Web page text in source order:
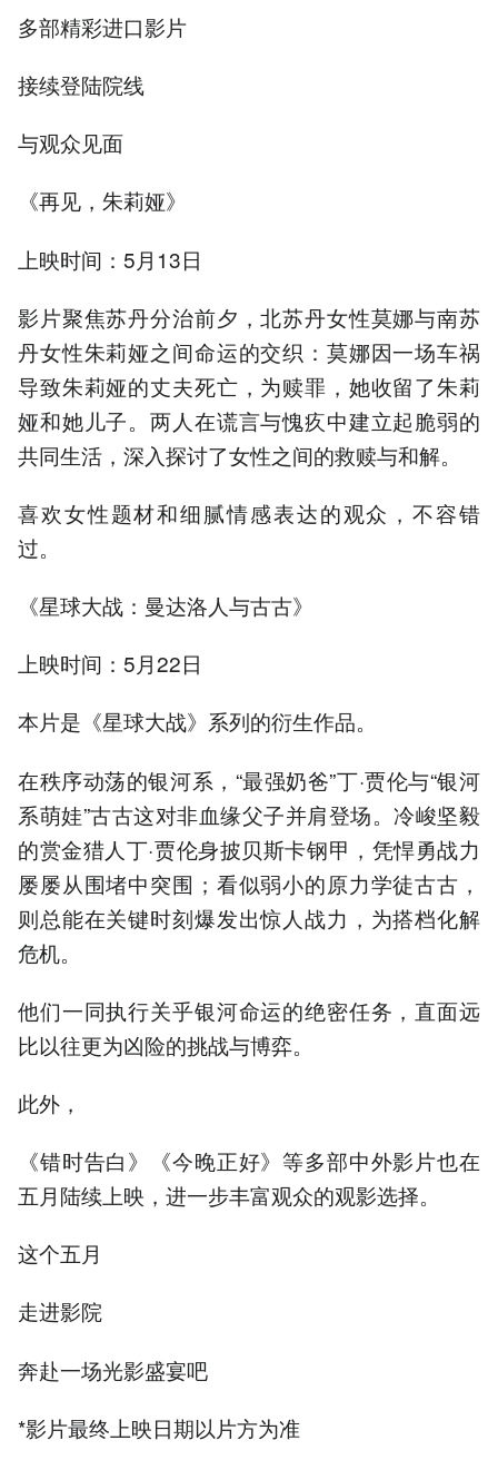
多部精彩进口影⽚
接续登陆院线
与观众见面
《再见，朱莉娅》
上映时间：5月13日
影片聚焦苏丹分治前夕，北苏丹女性莫娜与南苏
丹女性朱莉娅之间命运的交织：莫娜因一场车祸
导致朱莉娅的丈夫死亡，为赎罪，她收留了朱莉
娅和她儿子。两人在谎言与愧疚中建立起脆弱的
共同生活，深入探讨了女性之间的救赎与和解。
喜欢女性题材和细腻情感表达的观众，不容错
过。
《星球大战：曼达洛人与古古》
上映时间：5月22日
本片是《星球大战》系列的衍生作品。
在秩序动荡的银河系，“最强奶爸”丁·贾伦与“银河
系萌娃”古古这对非血缘父子并肩登场。冷峻坚毅
的赏金猎人丁·贾伦身披贝斯卡钢甲，凭悍勇战力
屡屡从围堵中突围；看似弱小的原力学徒古古，
则总能在关键时刻爆发出惊人战力，为搭档化解
危机。
他们一同执行关乎银河命运的绝密任务，直面远
比以往更为凶险的挑战与博弈。
此外，
《错时告白》《今晚正好》等多部中外影片也在
五月陆续上映，进一步丰富观众的观影选择。
这个五月
走进影院
奔赴一场光影盛宴吧
*影片最终上映日期以片方为准